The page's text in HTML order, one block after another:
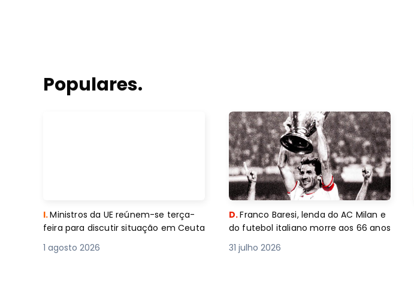
Populares.
I.Ministros da UE reúnem-se terça-
feira para discutir situação em Ceuta
1 agosto 2026
D.Franco Baresi, lenda do AC Milan e
do futebol italiano morre aos 66 anos
31 julho 2026